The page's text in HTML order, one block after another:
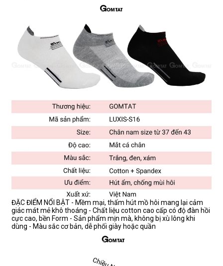
ĐẶC ĐIỂM NỔI BẬT - Mềm mại, thấm hút mồ hôi mang lại cảm
giác mát mẻ khô thoáng - Chất liệu cotton cao cấp có độ đàn hồi
cực cao, bền Form - Sản phẩm mịn mà, không bị xù lông khi
dùng - Màu sắc cơ bản, dễ phối giày hoặc quần